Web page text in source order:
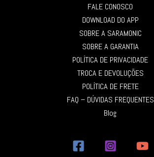
FALE CONOSCO
DOWNLOAD DO APP
SOBRE A SARAMONIC
SOBRE A GARANTIA
POLÍTICA DE PRIVACIDADE
TROCA E DEVOLUÇÕES
POLÍTICA DE FRETE
FAQ – DÚVIDAS FREQUENTES
Blog